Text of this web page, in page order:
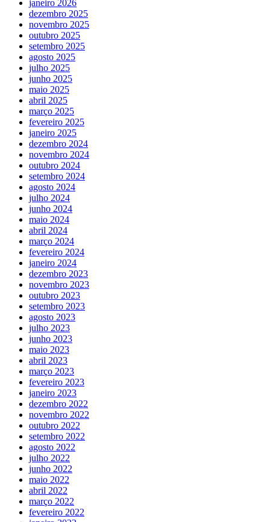
janeiro 2026
dezembro 2025
novembro 2025
outubro 2025
setembro 2025
agosto 2025
julho 2025
junho 2025
maio 2025
abril 2025
março 2025
fevereiro 2025
janeiro 2025
dezembro 2024
novembro 2024
outubro 2024
setembro 2024
agosto 2024
julho 2024
junho 2024
maio 2024
abril 2024
março 2024
fevereiro 2024
janeiro 2024
dezembro 2023
novembro 2023
outubro 2023
setembro 2023
agosto 2023
julho 2023
junho 2023
maio 2023
abril 2023
março 2023
fevereiro 2023
janeiro 2023
dezembro 2022
novembro 2022
outubro 2022
setembro 2022
agosto 2022
julho 2022
junho 2022
maio 2022
abril 2022
março 2022
fevereiro 2022